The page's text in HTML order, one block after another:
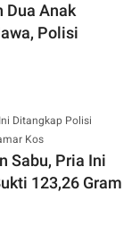
Dua Anak
Polisi
Sabu, Pria Ini
123,26 Gram